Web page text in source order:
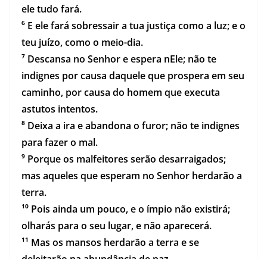
ele tudo fará.
⁶ E ele fará sobressair a tua justiça como a luz; e o
teu juízo, como o meio-dia.
⁷ Descansa no Senhor e espera nEle; não te
indignes por causa daquele que prospera em seu
caminho, por causa do homem que executa
astutos intentos.
⁸ Deixa a ira e abandona o furor; não te indignes
para fazer o mal.
⁹ Porque os malfeitores serão desarraigados;
mas aqueles que esperam no Senhor herdarão a
terra.
¹⁰ Pois ainda um pouco, e o ímpio não existirá;
olharás para o seu lugar, e não aparecerá.
¹¹ Mas os mansos herdarão a terra e se